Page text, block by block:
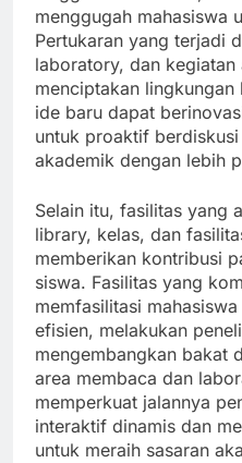
menggugah mahasiswa
Pertukaran yang terjadi
laboratory, dan kegiatan
menciptakan
ide baru dapat
untuk proaktif
akademik dengan lebih
Selain itu, fasilitas yang
library, kelas, dan
memberikan kontribusi
siswa. Fasilitas yang
memfasilitasi
efisien, melakukan
mengembangkan bakat
area membaca dan
memperkuat jalannya
interaktif dinamis dan
untuk meraih sasaran